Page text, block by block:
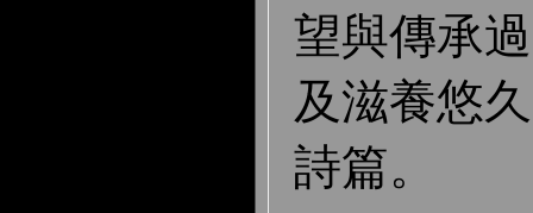
望與傳承
及滋養悠
詩篇。